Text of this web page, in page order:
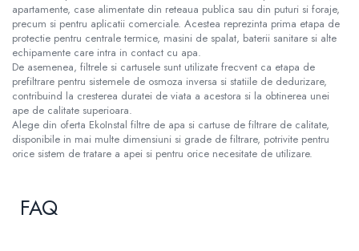
apartamente, case alimentate din reteaua publica sau din puturi si foraje,
precum si pentru aplicatii comerciale. Acestea reprezinta prima etapa de
protectie pentru centrale termice, masini de spalat, baterii sanitare si alte
echipamente care intra in contact cu apa.
De asemenea, filtrele si cartusele sunt utilizate frecvent ca etapa de
prefiltrare pentru sistemele de osmoza inversa si statiile de dedurizare,
contribuind la cresterea duratei de viata a acestora si la obtinerea unei
ape de calitate superioara.
Alege din oferta EkoInstal filtre de apa si cartuse de filtrare de calitate,
disponibile in mai multe dimensiuni si grade de filtrare, potrivite pentru
orice sistem de tratare a apei si pentru orice necesitate de utilizare.
FAQ